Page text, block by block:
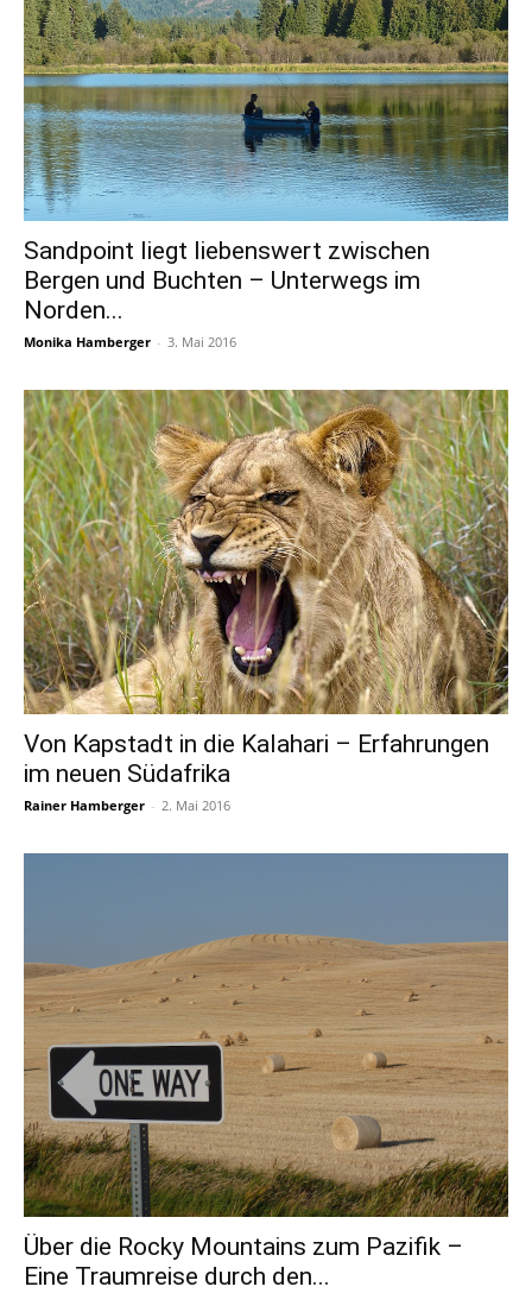
Sandpoint liegt liebenswert zwischen
Bergen und Buchten – Unterwegs im
Norden...
Monika Hamberger - 3. Mai 2016
Von Kapstadt in die Kalahari – Erfahrungen
im neuen Südafrika
Rainer Hamberger - 2. Mai 2016
Über die Rocky Mountains zum Pazifik –
Eine Traumreise durch den...